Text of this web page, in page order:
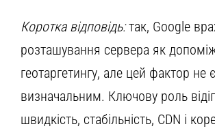
Коротка відповідь:так, Google
розташування сервера як
геотаргетингу, але цей фактор не є
визначальним. Ключову роль
швидкість, стабільність, CDN і